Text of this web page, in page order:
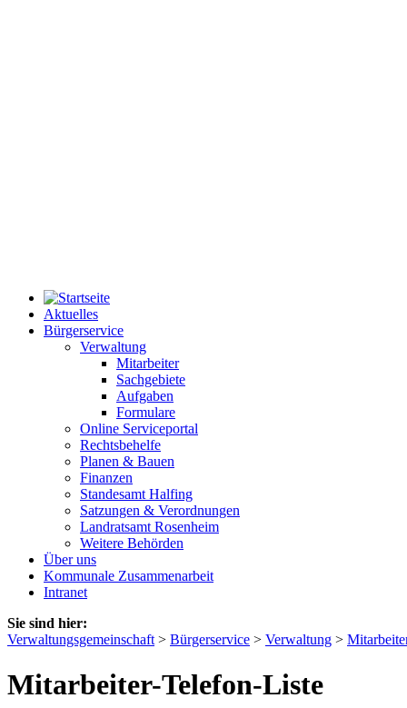
Aktuelles
Bürgerservice
Verwaltung
Mitarbeiter
Sachgebiete
Aufgaben
Formulare
Online Serviceportal
Rechtsbehelfe
Planen & Bauen
Finanzen
Standesamt Halfing
Satzungen & Verordnungen
Landratsamt Rosenheim
Weitere Behörden
Über uns
Kommunale Zusammenarbeit
Intranet
Sie sind hier:
Verwaltungsgemeinschaft > Bürgerservice > Verwaltung >
Mitarbeiter-Telefon-Liste